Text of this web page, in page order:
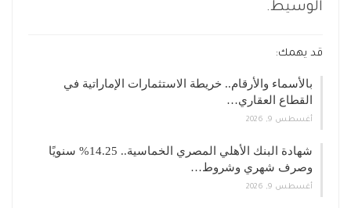
الوسيط.
قد يهمك:
بالأسماء والأرقام.. خريطة الاستثمارات الإماراتية في
القطاع العقاري…
أغسطس 9, 2026
شهادة البنك الأهلي المصري الخماسية.. 14.25% سنويًا
وصرف شهري وشروط…
أغسطس 9, 2026